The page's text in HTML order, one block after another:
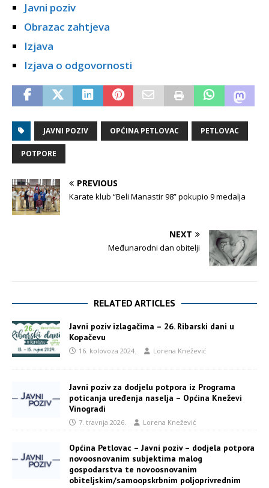
Javni poziv
Obrazac zahtjeva
Izjava
Izjava o odgovornosti
JAVNI POZIV OPĆINA PETLOVAC PETLOVAC
POTPORE
PREVIOUS
Karate klub “Beli Manastir 98” pokupio 9 medalja
NEXT
Međunarodni dan obitelji
RELATED ARTICLES
Javni poziv izlagačima – 26. Ribarski dani u
Kopačevu
16. kolovoza 2024. Lorena Knežević
Javni poziv za dodjelu potpora iz Programa
poticanja uređenja naselja – Općina Kneževi
Vinogradi
7. travnja 2026. Lorena Knežević
Općina Petlovac – Javni poziv – dodjela potpora
novoosnovanim subjektima malog
gospodarstva te novoosnovanim
obiteljskim/samoopskrbnim poljoprivrednim